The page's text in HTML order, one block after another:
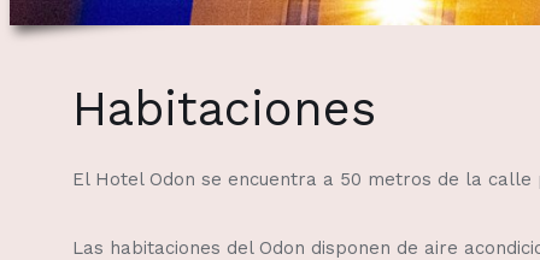
Habitaciones
El Hotel Odon se encuentra a 50 metros de la
Las habitaciones del Odon disponen de aire